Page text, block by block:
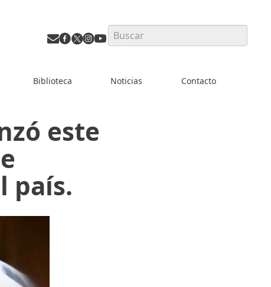
Search
Biblioteca Noticias Contacto
este
país.